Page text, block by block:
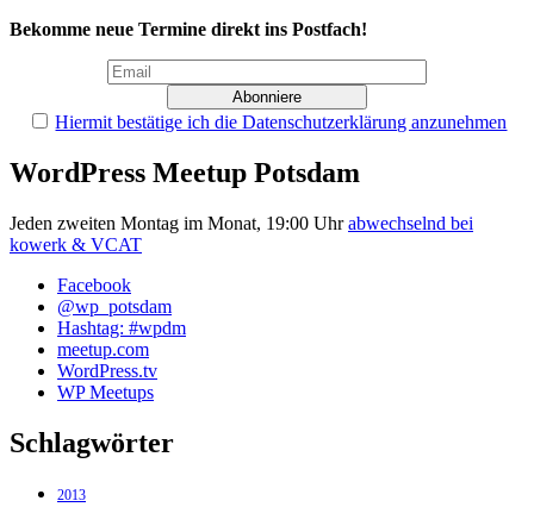
Bekomme neue Termine direkt ins Postfach!
Hiermit bestätige ich die Datenschutzerklärung anzunehmen
WordPress Meetup Potsdam
Jeden zweiten Montag im Monat, 19:00 Uhrabwechselnd bei
kowerk & VCAT
Facebook
@wp_potsdam
Hashtag: #wpdm
meetup.com
WordPress.tv
WP Meetups
Schlagwörter
2013